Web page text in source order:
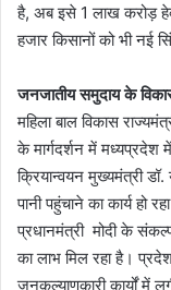
है, अब इसे 1 लाख करोड़
हजार किसानों को भी नई
जनजातीय समुदाय के
महिला बाल विकास
के मार्गदर्शन में
क्रियान्वयन मुख्यमंत्री
पानी पहुंचाने का कार्य हो
प्रधानमंत्री मोदी के
का लाभ मिल रहा है।
जनकल्याणकारी कार्यों में